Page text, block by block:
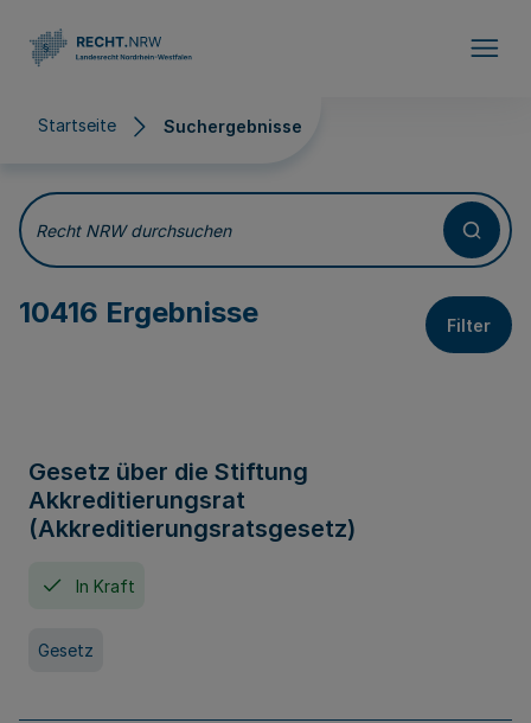
Startseite Suchergebnisse
Suchergebnisse
Recht NRW durchsuchen
10416 Ergebnisse Filter
Gesetz über die Stiftung
Akkreditierungsrat
(Akkreditierungsratsgesetz)
In Kraft
Gesetz